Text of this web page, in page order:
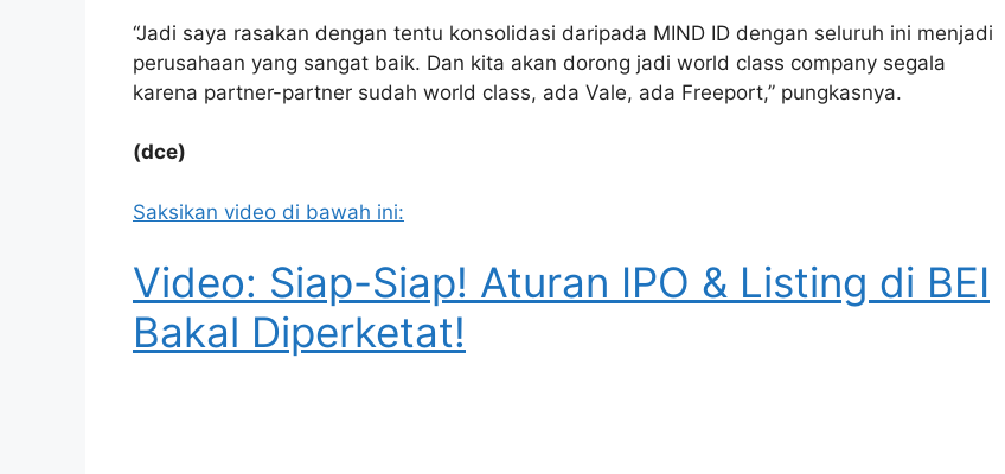
“Jadi saya rasakan dengan tentu konsolidasi daripada MIND ID dengan seluruh ini menjadi
perusahaan yang sangat baik. Dan kita akan dorong jadi world class company segala
karena partner-partner sudah world class, ada Vale, ada Freeport,” pungkasnya.
(dce)
Saksikan video di bawah ini:
Video: Siap-Siap! Aturan IPO & Listing di BEI
Bakal Diperketat!